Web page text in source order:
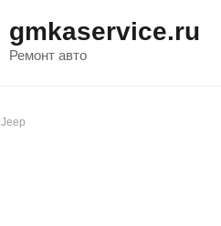
gmkaservice.ru
Ремонт авто
Jeep